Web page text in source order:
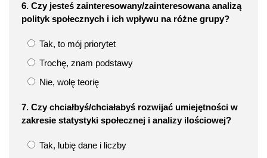
6. Czy jesteś zainteresowany/zainteresowana analizą
polityk społecznych i ich wpływu na różne grupy?
Tak, to mój priorytet
Trochę, znam podstawy
Nie, wolę teorię
7. Czy chciałbyś/chciałabyś rozwijać umiejętności w
zakresie statystyki społecznej i analizy ilościowej?
Tak, lubię dane i liczby